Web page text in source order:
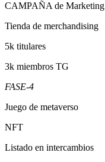
CAMPAÑA de Marketing
Tienda de merchandising
5k titulares
3k miembros TG
FASE-4
Juego de metaverso
NFT
Listado en intercambios